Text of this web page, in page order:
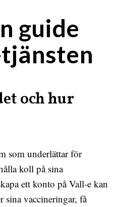
guide
och hur
som underlättar för
koll på sina
ett konto på Vall-e kan
sina vaccineringar, få